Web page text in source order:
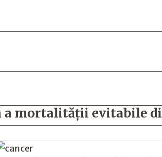
a mortalității evitabile